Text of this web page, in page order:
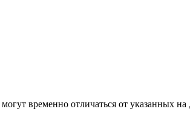
временно отличаться от указанных на